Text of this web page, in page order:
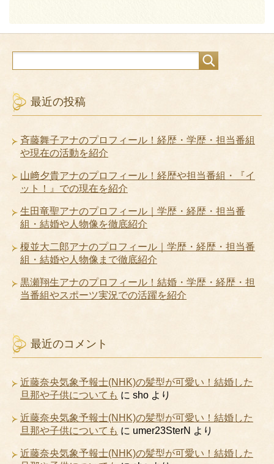
最近の投稿
斉藤舞子アナのプロフィール！経歴・学歴・担当番組
や現在の活動を紹介
山﨑夕貴アナのプロフィール！経歴や担当番組・『イ
ット！』での現在を紹介
生田竜聖アナのプロフィール｜学歴・経歴・担当番
組・結婚や人物像を徹底紹介
榎並大二郎アナのプロフィール｜学歴・経歴・担当番
組・結婚や人物像まで徹底紹介
黒瀬翔生アナのプロフィール！結婚・学歴・経歴・担
当番組やスポーツ実況での活躍を紹介
最近のコメント
近藤奈央気象予報士(NHK)の髪型が可愛い！結婚した
旦那や子供についても に sho より
近藤奈央気象予報士(NHK)の髪型が可愛い！結婚した
旦那や子供についても に umer23SterN より
近藤奈央気象予報士(NHK)の髪型が可愛い！結婚した